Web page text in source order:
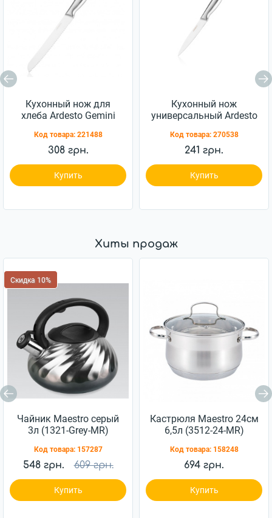
Кухонный нож для
хлеба Ardesto Gemini
Код товара: 221488
308 грн.
Купить
Кухонный нож
универсальный Ardesto
(AR2138SS)
Код товара: 270538
241 грн.
Купить
Хиты продаж
Скидка 10%
Чайник Maestro серый
3л (1321-Grey-MR)
Код товара: 157287
548 грн. 609 грн.
Купить
Кастрюля Maestro 24см
6,5л (3512-24-MR)
Код товара: 158248
694 грн.
Купить